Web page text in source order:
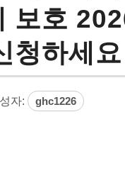
보호
청하세요
자: ghc1226